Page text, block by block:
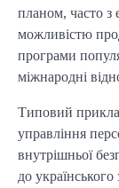
планом, часто з
можливістю
програми
міжнародні
Типовий
управління
внутрішньої
до українського